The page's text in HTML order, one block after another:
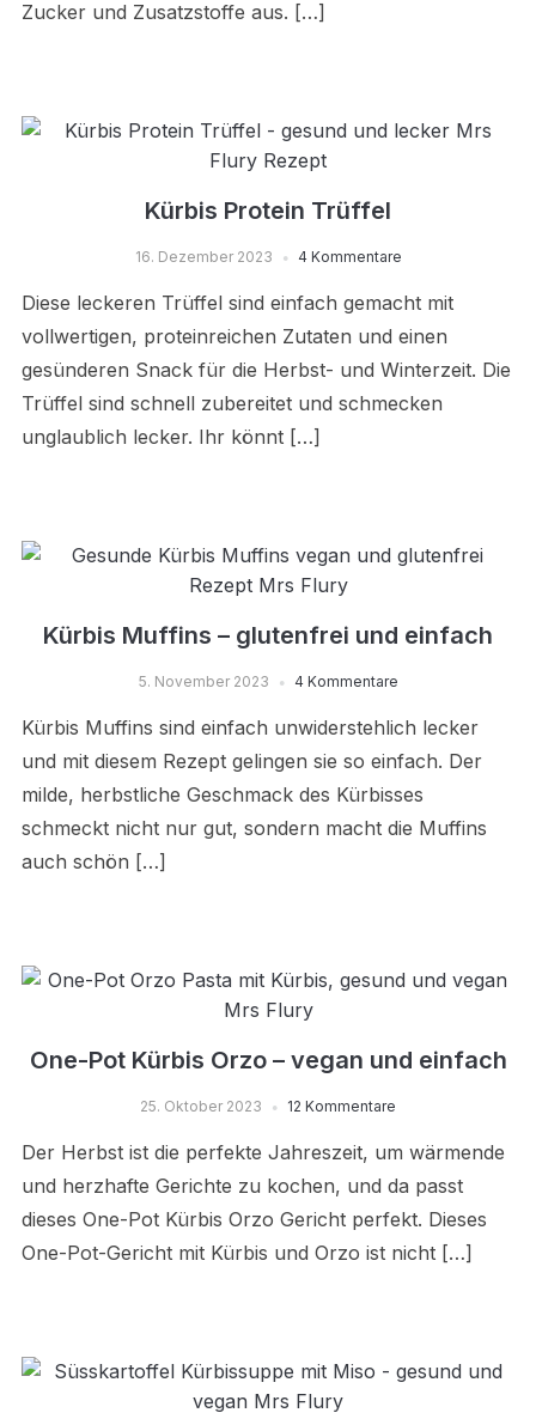
Zucker und Zusatzstoffe aus. […]
Kürbis Protein Trüffel
16. Dezember 2023 4 Kommentare
Diese leckeren Trüffel sind einfach gemacht mit
vollwertigen, proteinreichen Zutaten und einen
gesünderen Snack für die Herbst- und Winterzeit. Die
Trüffel sind schnell zubereitet und schmecken
unglaublich lecker. Ihr könnt […]
Kürbis Muffins – glutenfrei und einfach
5. November 2023 4 Kommentare
Kürbis Muffins sind einfach unwiderstehlich lecker
und mit diesem Rezept gelingen sie so einfach. Der
milde, herbstliche Geschmack des Kürbisses
schmeckt nicht nur gut, sondern macht die Muffins
auch schön […]
One-Pot Kürbis Orzo – vegan und einfach
25. Oktober 2023 12 Kommentare
Der Herbst ist die perfekte Jahreszeit, um wärmende
und herzhafte Gerichte zu kochen, und da passt
dieses One-Pot Kürbis Orzo Gericht perfekt. Dieses
One-Pot-Gericht mit Kürbis und Orzo ist nicht […]